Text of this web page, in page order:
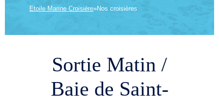
Etoile Marine Croisière»Nos croisières
Sortie Matin /
Baie de Saint-